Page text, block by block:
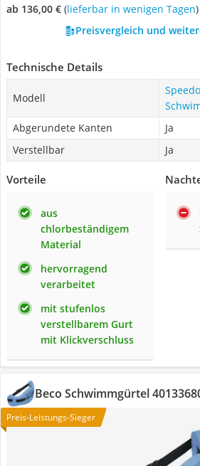
ab 136,00 € ( Lieferbar in wenigen Tagen)
Preisvergleich und
Technische Details
Modell
Abgerundete Kanten
Ja
Verstellbar
Ja
Vorteile
aus
chlorbeständigem
Material
hervorragend
verarbeitet
mit stufenlos
verstellbarem Gurt
mit Klickverschluss
Beco Schwimmgürtel
Preis-Leistungs-Sieger